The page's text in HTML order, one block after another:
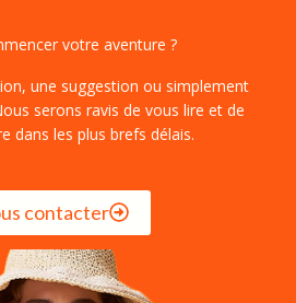
votre aventure ?
une suggestion ou simplement
serons ravis de vous lire et de
dans les plus brefs délais.
contacter